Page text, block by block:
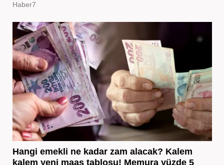
Haber7
Hangi emekli ne kadar zam alacak? Kalem
kalem yeni maaş tablosu! Memura yüzde 5